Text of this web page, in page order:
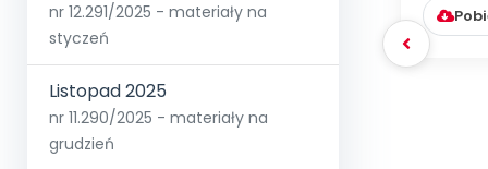
nr 12.291/2025 - materiały na
styczeń
Listopad 2025
nr 11.290/2025 - materiały na
grudzień